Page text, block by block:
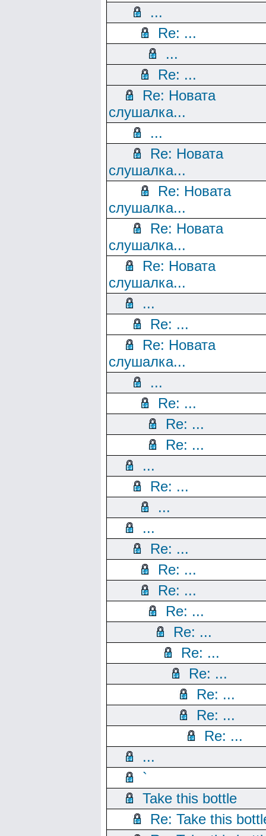
...
Re: ...
...
Re: ...
Re: Новата
слушалка...
...
Re: Новата
слушалка...
Re: Новата
слушалка...
Re: Новата
слушалка...
Re: Новата
слушалка...
...
Re: ...
Re: Новата
слушалка...
...
Re: ...
Re: ...
Re: ...
...
Re: ...
...
...
Re: ...
Re: ...
Re: ...
Re: ...
Re: ...
Re: ...
Re: ...
Re: ...
Re: ...
Re: ...
...
`
Take this bottle
Re: Take this